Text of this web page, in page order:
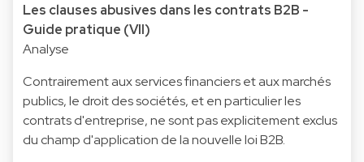
Les clauses abusives dans les contrats B2B -
Guide pratique (VII)
Analyse
Contrairement aux services financiers et aux marchés
publics, le droit des sociétés, et en particulier les
contrats d'entreprise, ne sont pas explicitement exclus
du champ d'application de la nouvelle loi B2B.